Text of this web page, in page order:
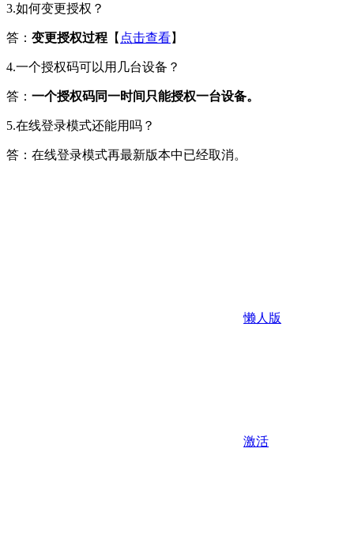
3.如何变更授权？
答： 变更授权过程 【 点击查看】
4.一个授权码可以用几台设备？
答： 一个授权码同一时间只能授权一台设备。
5.在线登录模式还能用吗？
答：在线登录模式再最新版本中已经取消。
懒人版
激活